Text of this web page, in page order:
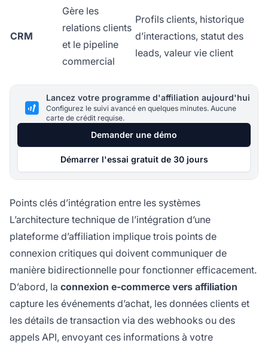
CRM
Gère les
relations clients
et le pipeline
commercial
Profils clients, historique
d’interactions, statut des
leads, valeur vie client
Lancez votre programme d'affiliation aujourd'hui
Configurez le suivi avancé en quelques minutes. Aucune
carte de crédit requise.
Demander une démo
Démarrer l'essai gratuit de 30 jours
Points clés d’intégration entre les systèmes
L’architecture technique de l’intégration d’une
plateforme d’affiliation implique trois points de
connexion critiques qui doivent communiquer de
manière bidirectionnelle pour fonctionner efficacement.
D’abord, la connexion e-commerce vers affiliation
capture les événements d’achat, les données clients et
les détails de transaction via des webhooks ou des
appels API, envoyant ces informations à votre